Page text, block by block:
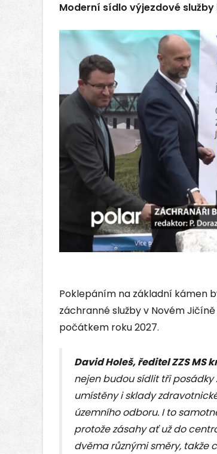
Moderní sídlo výjezdové
Poklepáním na základní kámen
záchranné služby v Novém
počátkem roku 2027.
David Holeš, ředitel ZZS MS
nejen budou sídlit tři
umístěny i sklady
územního odboru. I to
protože zásahy ať už do
dvěma různými směry, takže